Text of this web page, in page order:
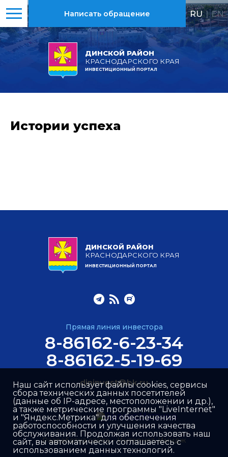
ДИНСКОЙ РАЙОН
КРАСНОДАРСКОГО КРАЯ
ИНВЕСТИЦИОННЫЙ ПОРТАЛ
Написать обращение RU | EN
Истории успеха
ДИНСКОЙ РАЙОН
КРАСНОДАРСКОГО КРАЯ
ИНВЕСТИЦИОННЫЙ ПОРТАЛ
Прямая линия инвестора
8-86162-6-23-34
8-86162-5-19-69
dininvest@bk.ru
Разработка сайта –Интернет-Имидж
Наш сайт использует файлы cookies, сервисы
сбора технических данных посетителей
(данные об IP-адресе, местоположении и др.),
а также метрические программы "LiveInternet"
и "Яндекс.Метрика" для обеспечения
работоспособности и улучшения качества
обслуживания. Продолжая использовать наш
сайт, вы автоматически соглашаетесь с
использованием данных технологий.